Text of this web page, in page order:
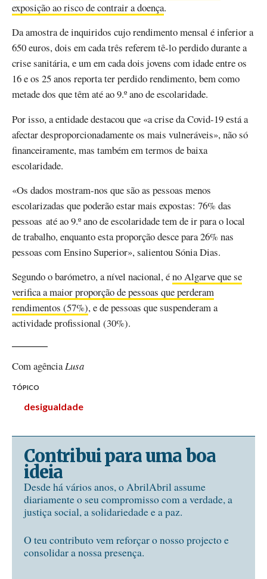
exposição ao risco de contrair a doença.
Da amostra de inquiridos cujo rendimento mensal é inferior a
650 euros, dois em cada três referem tê-lo perdido durante a
crise sanitária, e um em cada dois jovens com idade entre os
16 e os 25 anos reporta ter perdido rendimento, bem como
metade dos que têm até ao 9.º ano de escolaridade.
Por isso, a entidade destacou que «a crise da Covid-19 está a
afectar desproporcionadamente os mais vulneráveis», não só
financeiramente, mas também em termos de baixa
escolaridade.
«Os dados mostram-nos que são as pessoas menos
escolarizadas que poderão estar mais expostas: 76% das
pessoas até ao 9.º ano de escolaridade tem de ir para o local
de trabalho, enquanto esta proporção desce para 26% nas
pessoas com Ensino Superior», salientou Sónia Dias.
Segundo o barómetro, a nível nacional, éno Algarve que se
verifica a maior proporção de pessoas que perderam
rendimentos (57%), e de pessoas que suspenderam a
actividade profissional (30%).
Com agênciaLusa
TÓPICO
desigualdade
Contribui para uma boa
ideia
Desde há vários anos, o AbrilAbril assume
diariamente o seu compromisso com a verdade, a
justiça social, a solidariedade e a paz.
O teu contributo vem reforçar o nosso projecto e
consolidar a nossa presença.